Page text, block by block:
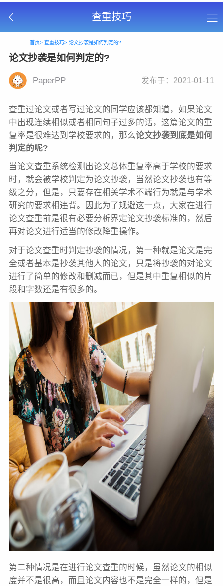
查重技巧
首页> 查重技巧> 论文抄袭是如何判定的?
论文抄袭是如何判定的?
PaperPP 发布于：2021-01-11
查重过论文或者写过论文的同学应该都知道，如果论文
中出现连续相似或者相同句子过多的话，这篇论文的重
复率是很难达到学校要求的，那么论文抄袭到底是如何
判定的呢?
当论文查重系统检测出论文总体重复率高于学校的要求
时，就会被学校判定为论文抄袭，当然论文抄袭也有等
级之分，但是，只要存在相关学术不端行为就是与学术
研究的要求相违背。因此为了规避这一点，大家在进行
论文查重前是很有必要分析界定论文抄袭标准的，然后
再对论文进行适当的修改降重操作。
对于论文查重时判定抄袭的情况，第一种就是论文是完
全或者基本是抄袭其他人的论文，只是将抄袭的对论文
进行了简单的修改和删减而已，但是其中重复相似的片
段和字数还是有很多的。
第二种情况是在进行论文查重的时候，虽然论文的相似
度并不是很高，而且论文内容也不是完全一样的，但是